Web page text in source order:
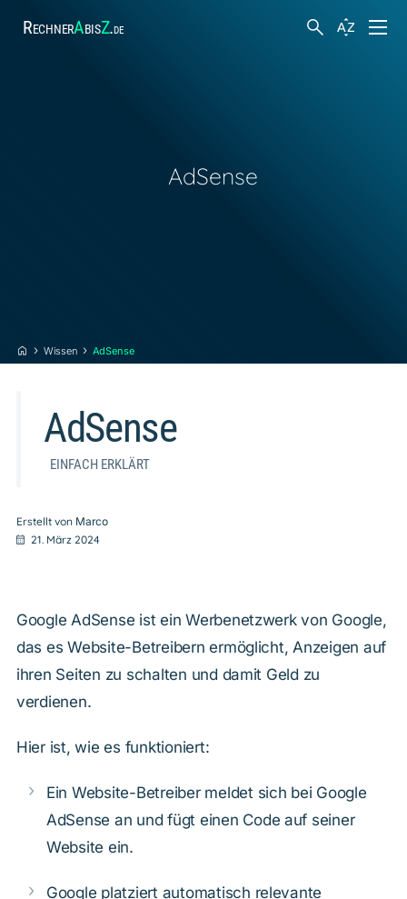
RechnerAbisZ.de
Sonstiges
Wissen AdSense
AdSense
AdSense
EINFACH ERKLÄRT
Erstellt von Marco
21. März 2024
Google AdSense ist ein Werbenetzwerk von Google,
das es Website-Betreibern ermöglicht, Anzeigen auf
ihren Seiten zu schalten und damit Geld zu
verdienen.
Hier ist, wie es funktioniert:
Ein Website-Betreiber meldet sich bei Google
AdSense an und fügt einen Code auf seiner
Website ein.
Google platziert automatisch relevante